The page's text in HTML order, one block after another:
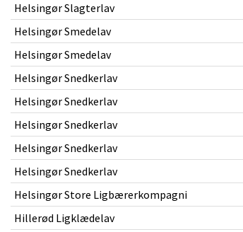
Helsingør Slagterlav
Helsingør Smedelav
Helsingør Smedelav
Helsingør Snedkerlav
Helsingør Snedkerlav
Helsingør Snedkerlav
Helsingør Snedkerlav
Helsingør Snedkerlav
Helsingør Store Ligbærerkompagni
Hillerød Ligklædelav